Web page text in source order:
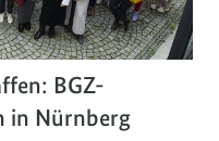
BGZ-
in Nürnberg